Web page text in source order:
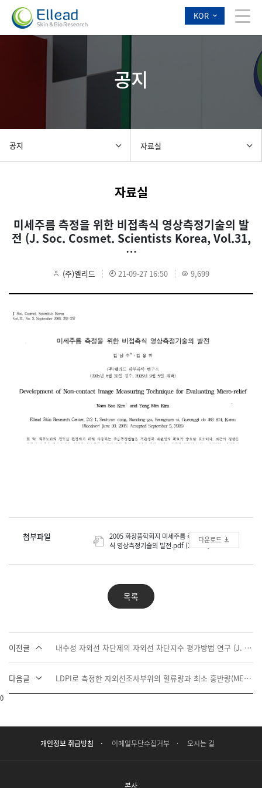
KOR
공지
공지 자료실
자료실
미세주름 측정을 위한 비접촉식 영상측정기술의 발
전 (J. Soc. Cosmet. Scientists Korea, Vol.31,
…
(주)엘리드 21-09-27 16:50 9,699
첨부파일
2005 화장품학회지 미세주름 측정을 위한 비법촉
식 영상측정기술의 발전.pdf (287.9K)
다운로드
목록
이전글 내수성 자외선 차단제의 자외선 차단지수 평가방법 연구 (J. Soc. Cosmet. Scientists Korea, Vol.34, No.I, March 2008, 63-66)
다음글 LDPI로 측정한 자외선조사부위의 혈류량과 최소 홍반량(MED)과의 상관관계 (J.Soc.Cosmet.Scientists Korea, Vol.31, No.3, September 2005, 259-263)
0
개인정보 취급방침 이메일무단수집거부 오시는 길
본사